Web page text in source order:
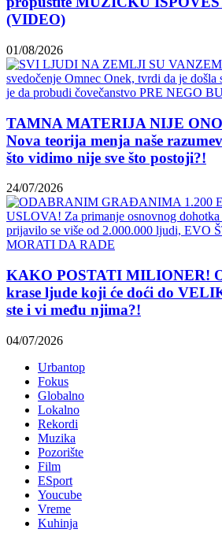
(VIDEO)
01/08/2026
TAMNA MATERIJA NIJE
Nova teorija menja naše
što vidimo nije sve što postoji?!
24/07/2026
KAKO POSTATI MILIONER!
krase ljude koji će doći do
ste i vi među njima?!
04/07/2026
Urbantop
Fokus
Globalno
Lokalno
Rekordi
Muzika
Pozorište
Film
ESport
Youcube
Vreme
Kuhinja